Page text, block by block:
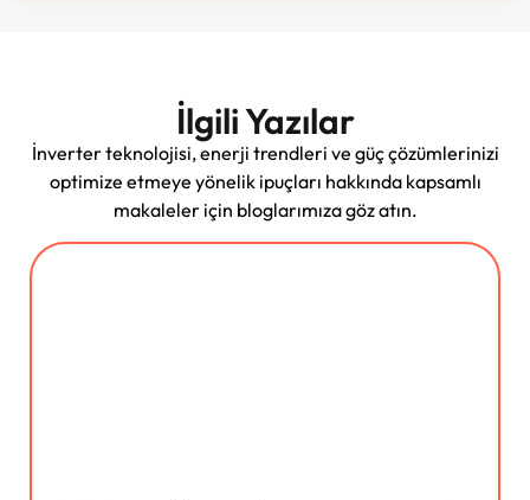
İlgili Yazılar
İnverter teknolojisi, enerji trendleri ve güç çözümlerinizi
optimize etmeye yönelik ipuçları hakkında kapsamlı
makaleler için bloglarımıza göz atın.